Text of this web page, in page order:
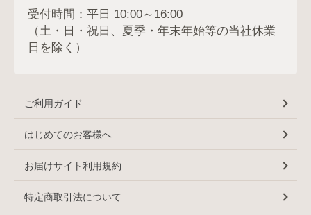
受付時間：平日 10:00～16:00
（土・日・祝日、夏季・年末年始等の当社休業
日を除く）
ご利用ガイド
はじめてのお客様へ
お届けサイト利用規約
特定商取引法について